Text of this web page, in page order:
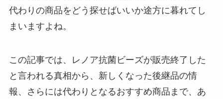
代わりの商品をどう探せばいいか途方に暮れてし
まいますよね。
この記事では、レノア抗菌ビーズが販売終了した
と言われる真相から、新しくなった後継品の情
報、さらには代わりとなるおすすめ商品まで、あ